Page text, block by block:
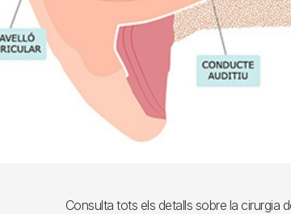
Consulta tots els detalls sobre la cirurgia